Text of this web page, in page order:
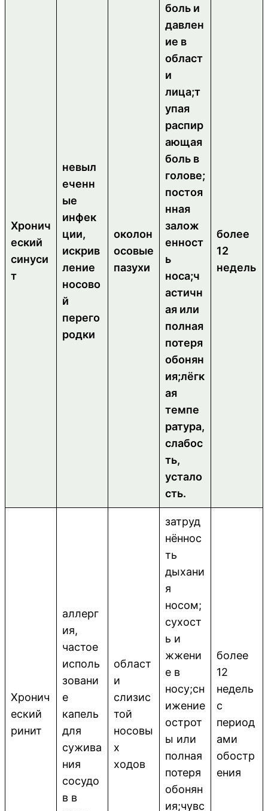
Хронич
еский
синуси
т
невыл
еченн
ые
инфек
ции,
искрив
ление
носово
й
перего
родки
околон
осовые
пазухи
боль и
давлен
ие в
област
и
лица;т
упая
распир
ающая
боль в
голове;
постоя
нная
залож
енност
ь
носа;ч
астичн
ая или
полная
потеря
обонян
ия;лёгк
ая
темпе
ратура,
слабос
ть,
устало
сть.
более
12
недель
Хронич
еский
ринит
аллерг
ия,
частое
исполь
зовани
е
капель
для
сужива
ния
сосудо
в в
област
и
слизис
той
носовы
х
ходов
затруд
нённос
ть
дыхани
я
носом;
сухост
ь и
жжени
е в
носу;сн
ижение
острот
ы или
полная
потеря
обонян
ия;чувс
более
12
недель
с
период
ами
обостр
ения